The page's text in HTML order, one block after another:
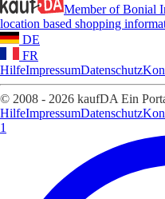
Member of Bonial
location based shopping
DE
FR
HilfeImpressumDatenschutz
© 2008 - 2026 kaufDA Ein
HilfeImpressumDatenschutz
1